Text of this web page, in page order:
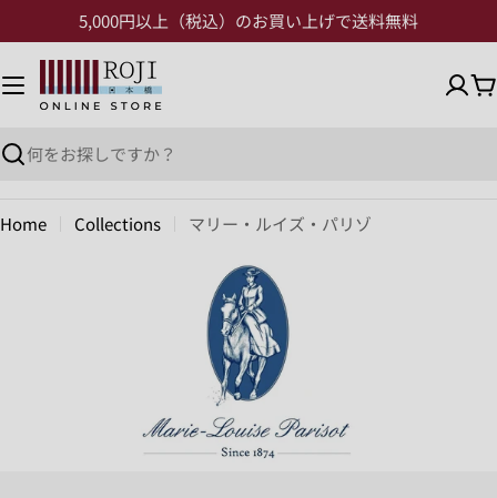
5,000円以上（税込）のお買い上げで送料無料
Home Collections マリー・ルイズ・パリゾ